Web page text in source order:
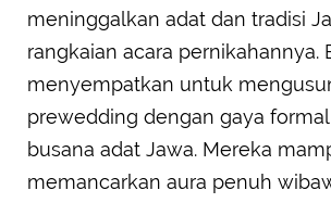
meninggalkan adat dan tradisi
rangkaian acara pernikahannya.
menyempatkan untuk
prewedding dengan gaya
busana adat Jawa. Mereka
memancarkan aura penuh